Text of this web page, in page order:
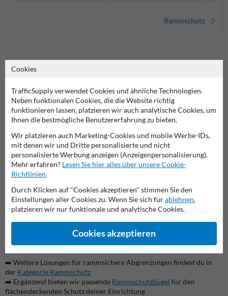
Rammschutz
Schutz für tragende Säulen mit stabilem 2-teiligen
Der Kollisionsschutz aus Stahl mit 2-teiligem Aufbau ist ideal
geeignet, um tragende Strukturen wie Säulen und Pfeiler vor
Beschädigungen durch Flurförderzeuge oder Fahrzeuge zu
bewahren. Die massive Bauweise und das auffällige Design sorgen
für maximale Sichtbarkeit und Schutz.
Typische Einsatzbereiche dieses Kollisionsschutzes:
Säulenschutz in Lager- und Logistikhallen
Sicherung von Pfeilern in Parkhäusern
Einsatz in Hochregallagern und Umschlagzonen
Maschinen- und Anlagensicherung in Produktionsbereichen
Für eine stabile Bodenmontage empfehlen wir die Verwendung
passender Ankerbolzen. Die Befestigungspunkte sind in den
Montageplatten bereits vorgebohrt.
➡️ Weitere Lösungen für rammsichere Abgrenzungen findest du in
der Kategorie Rammschutz
➡️ Ergänzend bieten wir passende Rammschutzbügel für den
flächendeckenden Schutz deiner Einrichtung
Cookies
TrafficSupply verwendet Cookies und ähnliche Technologien.
Neben funktionalen Cookies, die die Website richtig
funktionieren lassen, platzieren wir auch analytische Cookies, um
Ihnen die bestmögliche Benutzererfahrung zu bieten.
Wir platzieren auch Marketing-Cookies und mobile Werbe-IDs,
mit denen wir und Dritte personalisierte und nicht
personalisierte Werbung anzeigen (Anzeigenpersonalisierung).
Mehr erfahren? Lesen Sie hier alles über unsere Cookie-
Richtlinien.
Durch Klicken auf "Cookies akzeptieren" stimmen Sie den
Einstellungen aller Cookies zu. Wenn Sie sich fürablehnen,
platzieren wir nur funktionale und analytische Cookies.
Cookies akzeptieren